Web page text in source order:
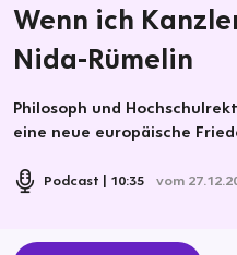
Wenn ich
Nida-Rümelin
Philosoph und
eine neue europäische
Podcast 10:35 vom